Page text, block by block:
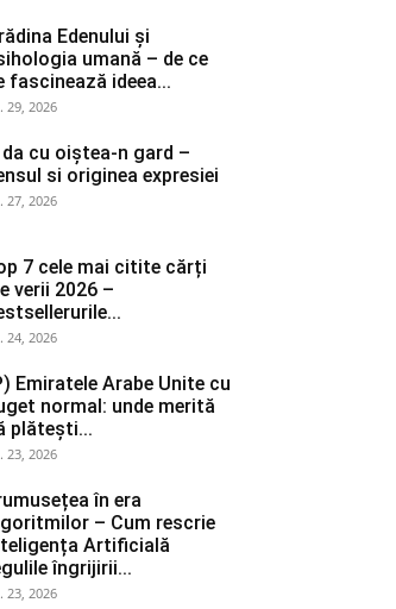
Edenului și
umană – de ce
fascinează ideea...
29, 2026
cu oiștea-n gard –
si originea expresiei
27, 2026
7 cele mai citite cărți
verii 2026 –
24, 2026
Emiratele Arabe Unite cu
normal: unde merită
plătești...
23, 2026
în era
– Cum rescrie
Artificială
îngrijirii...
23, 2026